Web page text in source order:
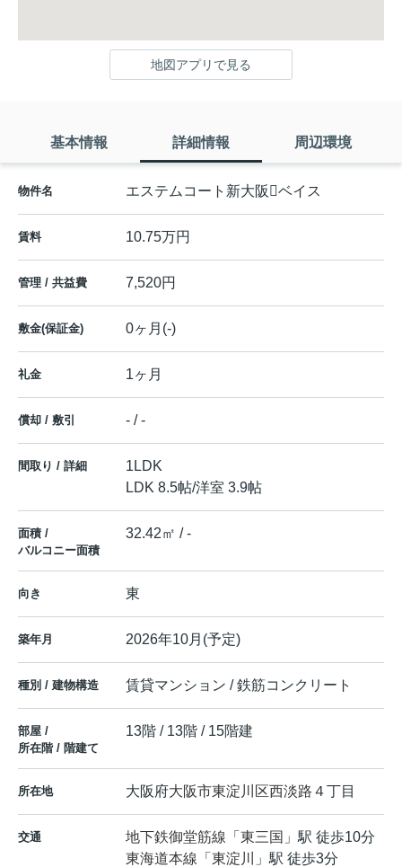
地図アプリで見る
基本情報 詳細情報 周辺環境
物件名 エステムコート新大阪ベイス
賃料 10.75万円
管理 / 共益費 7,520円
敷金(保証金) 0ヶ月(-)
礼金 1ヶ月
償却 / 敷引 - / -
間取り / 詳細
1LDK
LDK 8.5帖/洋室 3.9帖
面積 /
バルコニー面積
32.42㎡ / -
向き 東
築年月 2026年10月(予定)
種別 / 建物構造 賃貸マンション / 鉄筋コンクリート
部屋 /
所在階 / 階建て
13階 / 13階 / 15階建
所在地 大阪府大阪市東淀川区西淡路 ４丁目
交通 地下鉄御堂筋線 「 東三国 」駅 徒歩10分
東海道本線 「 東淀川
」駅 徒歩3分